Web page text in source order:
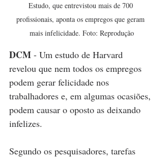
Estudo, que entrevistou mais de 700
profissionais, aponta os empregos que geram
mais infelicidade. Foto: Reprodução
DCM - Um estudo de Harvard
revelou que nem todos os empregos
podem gerar felicidade nos
trabalhadores e, em algumas ocasiões,
podem causar o oposto as deixando
infelizes.
Segundo os pesquisadores, tarefas